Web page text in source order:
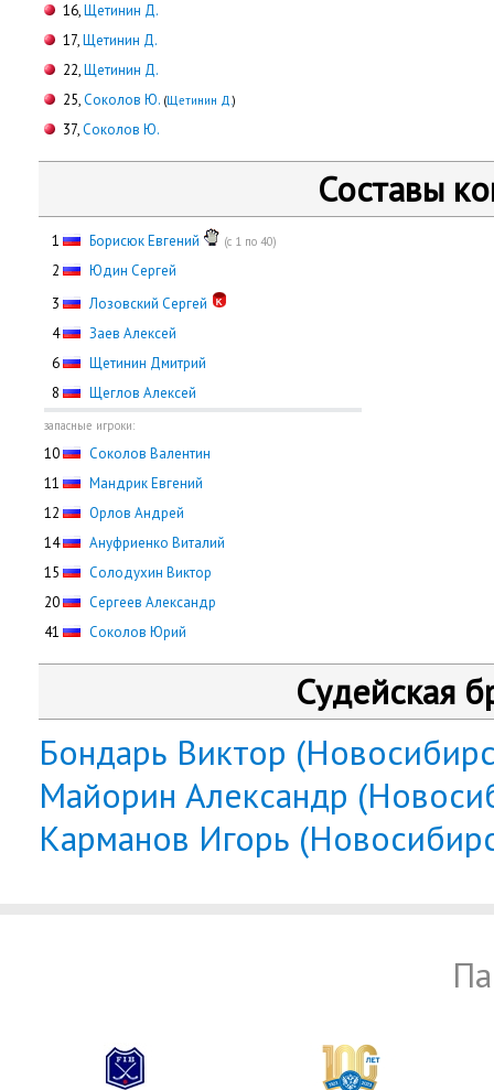
16,Щетинин Д.
17,Щетинин Д.
22,Щетинин Д.
25,Соколов Ю. (Щетинин Д.)
37,Соколов Ю.
Составы
1 Борисюк Евгений (с 1 по 40)
2
Юдин Сергей
3
Лозовский Сергей
4
Заев Алексей
6
Щетинин Дмитрий
8 Щеглов Алексей
запасные игроки:
10
Соколов Валентин
11
Мандрик Евгений
12
Орлов Андрей
14
Ануфриенко Виталий
15
Солодухин Виктор
20
Сергеев Александр
41
Соколов Юрий
Судейская
Бондарь Виктор
Майорин Александр
Карманов Игорь